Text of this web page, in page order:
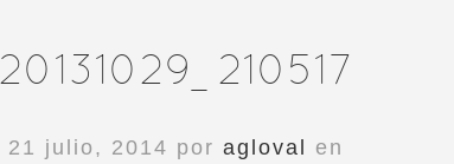
20131029_210517
21 julio, 2014 por agloval en